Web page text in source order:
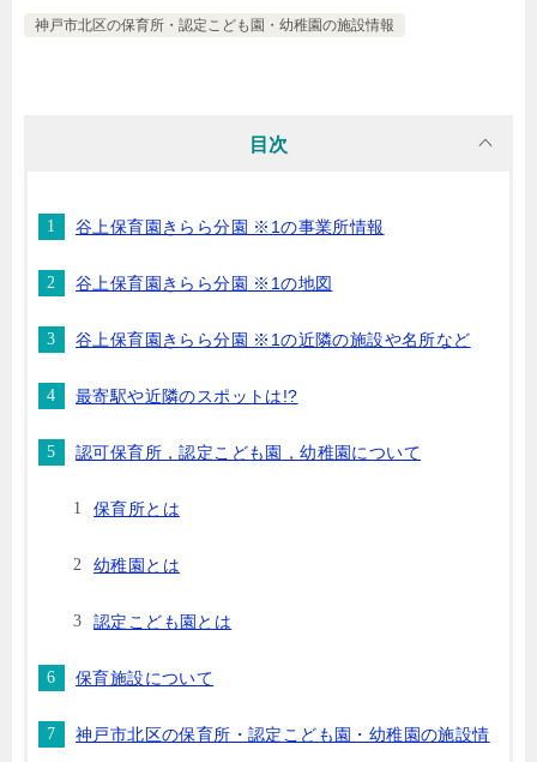
神戸市北区の保育所・認定こども園・幼稚園の施設情報
目次
谷上保育園きらら分園 ※1の事業所情報
谷上保育園きらら分園 ※1の地図
谷上保育園きらら分園 ※1の近隣の施設や名所など
最寄駅や近隣のスポットは!?
認可保育所，認定こども園，幼稚園について
保育所とは
幼稚園とは
認定こども園とは
保育施設について
神戸市北区の保育所・認定こども園・幼稚園の施設情